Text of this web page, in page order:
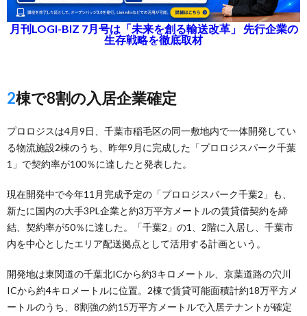
月刊LOGI-BIZ 7月号は「未来を創る輸送改革」 先行企業の
生存戦略を徹底取材
2棟で8割の入居企業確定
プロロジスは4月9日、千葉市稲毛区の同一敷地内で一体開発してい
る物流施設2棟のうち、昨年9月に完成した「プロロジスパーク千葉
1」で契約率が100％に達したと発表した。
現在開発中で今年11月完成予定の「プロロジスパーク千葉2」も、
新たに国内の大手3PL企業と約3万平方メートルの賃貸借契約を締
結、契約率が50％に達した。「千葉2」の1、2階に入居し、千葉市
内を中心としたエリア配送拠点として活用する計画という。
開発地は東関道の千葉北ICから約3キロメートル、京葉道路の穴川
ICから約4キロメートルに位置。2棟で賃貸可能面積計約18万平方メ
ートルのうち、8割強の約15万平方メートルで入居テナントが確定